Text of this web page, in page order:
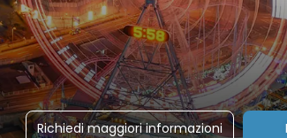
Richiedi maggiori informazioni